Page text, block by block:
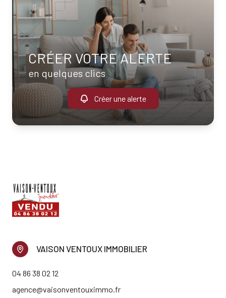
CRÉER VOTRE ALERTE
en quelques clics
Créer une alerte
VAISON VENTOUX IMMOBILIER
04 86 38 02 12
agence@vaisonventouximmo.fr